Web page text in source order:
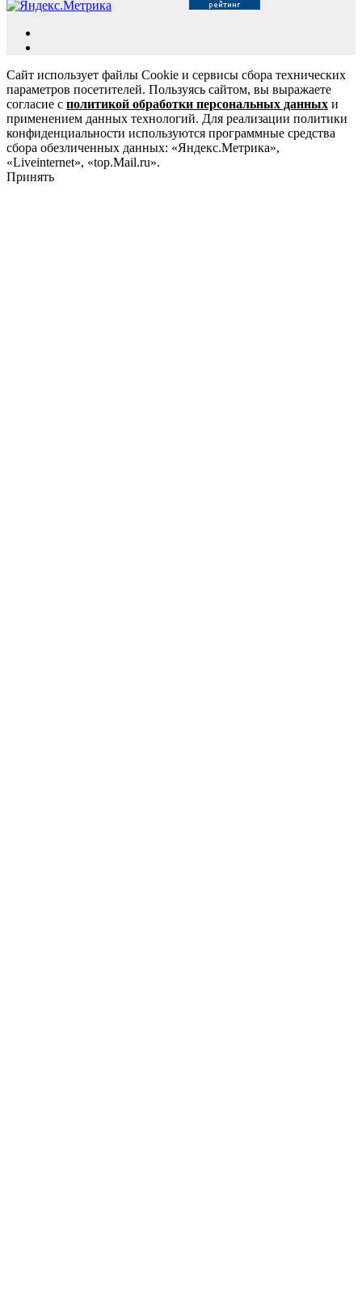
Сайт использует файлы Cookie и сервисы сбора технических
параметров посетителей. Пользуясь сайтом, вы выражаете
согласие с политикой обработки персональных данных и
применением данных технологий. Для реализации политики
конфиденциальности используются программные средства
сбора обезличенных данных: «Яндекс.Метрика»,
«Liveinternet», «top.Mail.ru».
Принять